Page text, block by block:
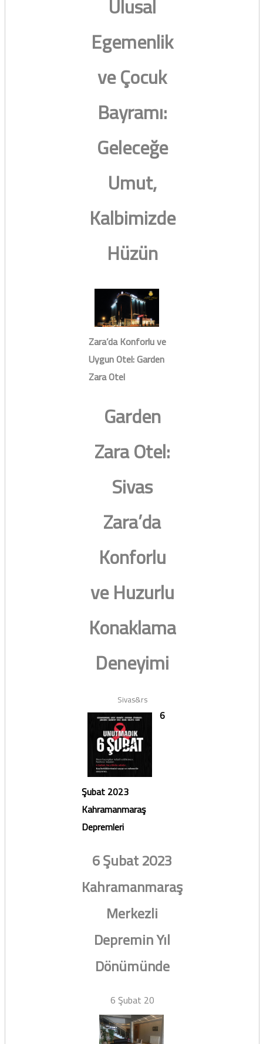
Egemenlik
ve Çocuk
Bayramı:
Geleceğe
Umut,
Kalbimizde
Hüzün
Zara’da Konforlu ve
Uygun Otel: Garden
Zara Otel
Garden
Zara Otel:
Sivas
Zara’da
Konforlu
ve Huzurlu
Konaklama
Deneyimi
Sivas&rs
6
Şubat 2023
Kahramanmaraş
Depremleri
6 Şubat 2023
Kahramanmaraş
Merkezli
Depremin Yıl
Dönümünde
6 Şubat 20